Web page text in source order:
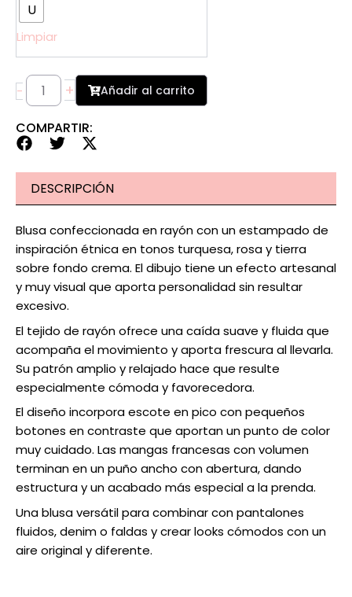
U
Limpiar
-
Abullonada
cantidad
+ Añadir al carrito
COMPARTIR:
DESCRIPCIÓN
Blusa confeccionada en rayón con un estampado de
inspiración étnica en tonos turquesa, rosa y tierra
sobre fondo crema. El dibujo tiene un efecto artesanal
y muy visual que aporta personalidad sin resultar
excesivo.
El tejido de rayón ofrece una caída suave y fluida que
acompaña el movimiento y aporta frescura al llevarla.
Su patrón amplio y relajado hace que resulte
especialmente cómoda y favorecedora.
El diseño incorpora escote en pico con pequeños
botones en contraste que aportan un punto de color
muy cuidado. Las mangas francesas con volumen
terminan en un puño ancho con abertura, dando
estructura y un acabado más especial a la prenda.
Una blusa versátil para combinar con pantalones
fluidos, denim o faldas y crear looks cómodos con un
aire original y diferente.